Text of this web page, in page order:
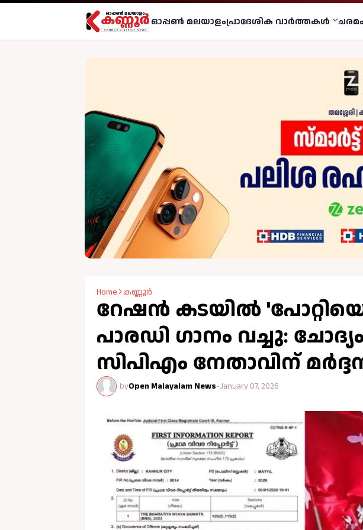
ഓപ്പണ്‍ മലയാളംപ്രാദേശിക വാര്‍ത്തകള്‍ ചരമം
Home കണ്ണൂർ
റേഷൻ കടയില്‍ 'പോറ്റിയെ
പാരഡി ഗാനം വച്ചു:
സിപിഎം നേതാവിന്
byOpen Malayalam News-January 07, 2026